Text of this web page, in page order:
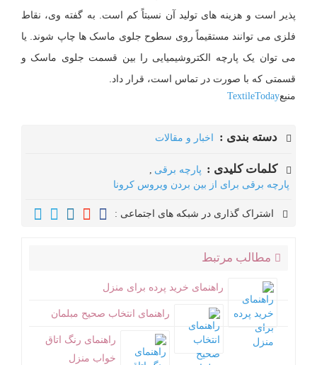
پذیر است و هزینه های تولید آن نسبتاً کم است. به گفته وی، نقاط
فلزی می توانند مستقیماً روی سطوح جلوی ماسک ها چاپ شوند. یا
می توان یک پارچه الکتروشیمیایی را بین قسمت جلوی ماسک و
قسمتی که با صورت در تماس است، قرار داد.
منبعTextileToday
دسته بندی : اخبار و مقالات
کلمات کلیدی : پارچه برقی ,
پارچه برقی برای از بین بردن ویروس کرونا
اشتراک گذاری در شبکه های اجتماعی :
مطالب مرتبط
راهنمای خرید پرده برای منزل
راهنمای انتخاب صحیح مبلمان
راهنمای رنگ اتاق
خواب منزل